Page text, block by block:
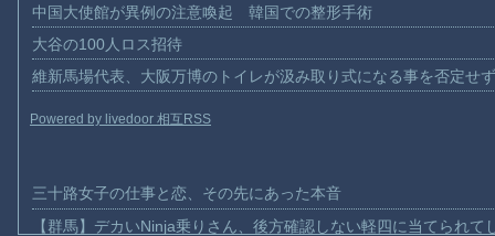
中国大使館が異例の注意喚起 韓国での整形手術
大谷の100人ロス招待
維新馬場代表、大阪万博のトイレが汲み取り式になる事を否定せ
Powered by livedoor 相互RSS
三十路女子の仕事と恋、その先にあった本音
【群馬】デカいNinja乗りさん、後方確認しない軽四に当てられて